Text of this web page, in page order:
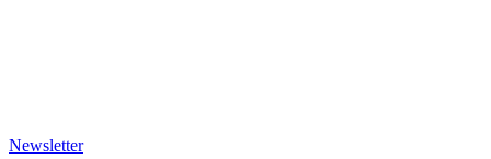
Newsletter